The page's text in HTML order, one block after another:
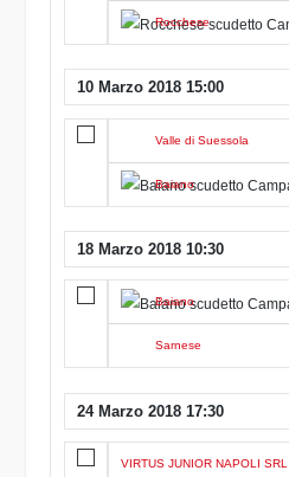
Rocchese
10 Marzo 2018 15:00
Valle di Suessola
Baiano
18 Marzo 2018 10:30
Baiano
Sarnese
24 Marzo 2018 17:30
VIRTUS JUNIOR NAPOLI SRL